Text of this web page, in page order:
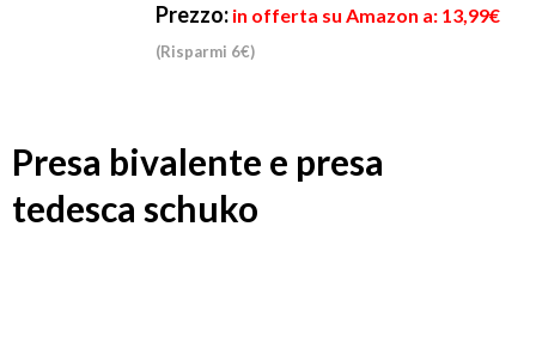
Prezzo: in offerta su Amazon a: 13,99€
(Risparmi 6€)
Presa bivalente e presa
tedesca schuko